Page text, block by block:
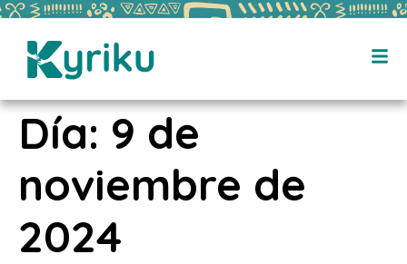
Día: 9 de
noviembre de
2024